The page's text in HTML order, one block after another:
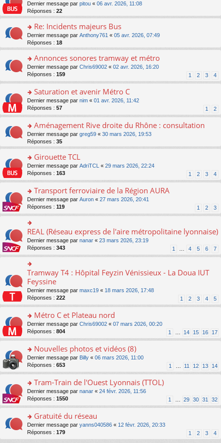
c
e
nt
pl
u
ré
c
e
nt
n
o
n
lu
le
pl
u
ré
c
e
nt
s
a
e
n
o
n
lu
le
pl
u
ré
c
e
nt
er
le
m
e
s
s
a
e
n
o
n
lu
le
pl
ré
c
e
nt
o
n
s
ult
er
le
m
e
s
s
a
g
e
n
o
n
le
pl
u
ré
c
e
nt
Dernier message par pitou « 06 avr. 2026, 11:08
Réponses : 22
o
n
s
ult
er
le
s
s
a
g
e
n
o
n
le
pl
u
s
ré
c
e
nt
Re: Incidents majeurs Bus
Dernier message par Anthony761 « 05 avr. 2026, 07:49
Réponses : 18
o
n
s
ult
er
le
m
e
s
s
a
g
e
n
o
le
pl
u
s
ré
c
e
nt
Annonces sonores tramway et métro
Dernier message par Chris69002 « 02 avr. 2026, 16:20
Réponses : 159 1 2 3 4
o
n
s
ult
er
le
m
s
s
a
g
e
n
o
le
pl
u
s
ré
c
e
nt
Saturation et avenir Métro C
Dernier message par nim « 01 avr. 2026, 11:42
Réponses : 57 1 2
o
n
s
ult
er
le
s
s
a
g
e
n
o
n
pl
u
s
ré
c
e
Aménagement Rive droite du Rhône : consultation
Dernier message par greg59 « 30 mars 2026, 19:53
Réponses : 35
o
n
s
ult
er
le
m
e
s
s
a
g
e
n
o
n
lu
le
pl
u
s
ré
c
Girouette TCL
Dernier message par AdriTCL « 29 mars 2026, 22:24
Réponses : 163 1 2 3 4
o
n
s
ult
er
le
m
e
s
s
g
e
n
lu
le
pl
u
s
ré
c
Transport ferroviaire de la Région AURA
Dernier message par Auron « 27 mars 2026, 20:41
Réponses : 119 1 2 3
o
n
s
er
le
m
e
s
s
a
g
e
n
o
n
lu
le
pl
u
ré
c
e
nt
REAL (Réseau express de l'aire métropolitaine lyonnaise)
Dernier message par nanar « 23 mars 2026, 23:19
Réponses : 343 1 4 5 6 7
o
n
ult
er
le
m
e
s
s
a
g
e
n
o
n
lu
le
pl
s
ré
c
Tramway T4 : Hôpital Feyzin Vénissieux - La Doua IUT
Feyssine
Dernier message par maxc19 « 18 mars 2026, 17:48
Réponses : 222 1 2 3 4 5
o
n
s
ult
er
le
m
e
s
s
a
g
n
o
n
Métro C et Plateau nord
Dernier message par Chris69002 « 07 mars 2026, 00:20
Réponses : 804 1 14 15 16 17
o
n
s
ult
er
le
m
e
s
s
a
g
Nouvelles photos et vidéos (8)
Dernier message par Billy « 06 mars 2026, 11:00
Réponses : 653 1 11 12 13 14
o
n
s
ult
er
le
m
Tram-Train de l'Ouest Lyonnais (TTOL)
Dernier message par nanar « 24 févr. 2026, 11:56
Réponses : 1550 1 29 30 31 32
o
n
s
Gratuité du réseau
Dernier message par yanns040586 « 12 févr. 2026, 20:33
Réponses : 179 1 2 3 4